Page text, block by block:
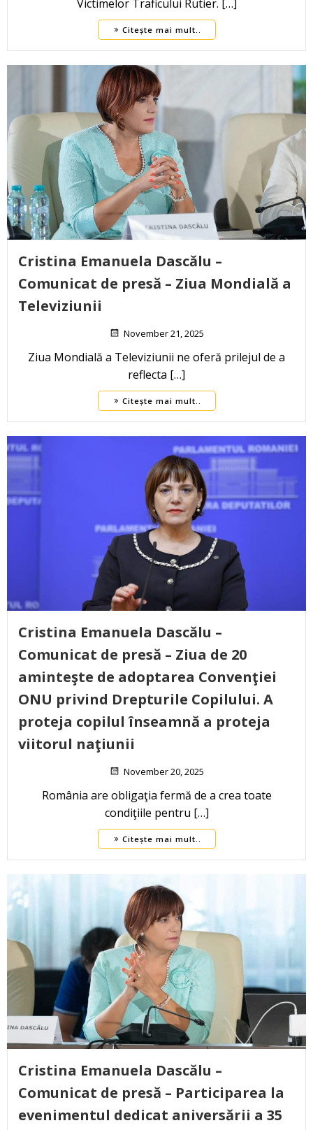
Victimelor Traficului Rutier. […]
Citește mai mult..
Cristina Emanuela Dascălu –
Comunicat de presă – Ziua Mondială a
Televiziunii
November 21, 2025
Ziua Mondială a Televiziunii ne oferă prilejul de a
reflecta […]
Citește mai mult..
Cristina Emanuela Dascălu –
Comunicat de presă – Ziua de 20
aminteşte de adoptarea Convenţiei
ONU privind Drepturile Copilului. A
proteja copilul înseamnă a proteja
viitorul naţiunii
November 20, 2025
România are obligaţia fermă de a crea toate
condiţiile pentru […]
Citește mai mult..
Cristina Emanuela Dascălu –
Comunicat de presă – Participarea la
evenimentul dedicat aniversării a 35